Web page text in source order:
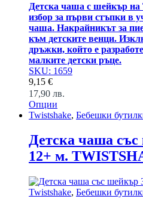
Детска чаша с шейкър на
избор за първи стъпки в
чаша. Накрайникът за
към детските венци.
дръжки, който е
малките детски ръце.
SKU: 1659
9,15 €
17,90 лв.
Опции
This
has
multiple
variants.
options
may
Twistshake, Бебешки
Детска чаша
12+ м.
Twistshake, Бебешки